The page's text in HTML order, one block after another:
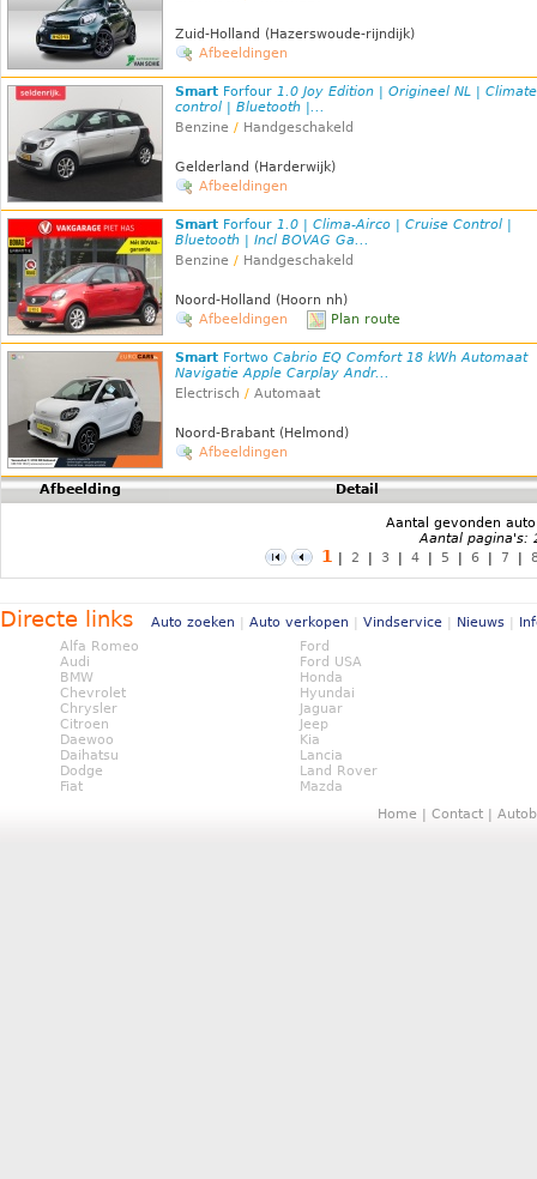
Zuid-Holland (Hazerswoude-rijndijk)
Afbeeldingen
Smart Forfour 1.0 Joy Edition | Origineel NL | Climate
control | Bluetooth |...
Benzine / Handgeschakeld
Gelderland (Harderwijk)
Afbeeldingen
Smart Forfour 1.0 | Clima-Airco | Cruise Control |
Bluetooth | Incl BOVAG Ga...
Benzine / Handgeschakeld
Noord-Holland (Hoorn nh)
Afbeeldingen
Plan route
Smart Fortwo Cabrio EQ Comfort 18 kWh Automaat
Navigatie Apple Carplay Andr...
Electrisch / Automaat
Noord-Brabant (Helmond)
Afbeeldingen
Afbeelding Detail
Aantal gevonden
Aantal pagina's:
1 | 2 | 3 | 4 | 5 | 6 | 7 |
Directe links Auto zoeken | Auto verkopen | Vindservice | Nieuws |
Alfa Romeo
Audi
BMW
Chevrolet
Chrysler
Citroen
Daewoo
Daihatsu
Dodge
Fiat
Ford
Ford USA
Honda
Hyundai
Jaguar
Jeep
Kia
Lancia
Land Rover
Mazda
Home | Contact |